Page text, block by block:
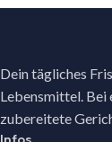
Dein tägliches
Lebensmittel.
zubereitete